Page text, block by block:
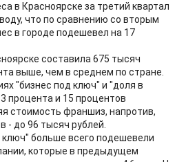
в Красноярске за третий квартал
что по сравнению со вторым
в городе подешевел на 17
составила 675 тысяч
выше, чем в среднем по стране.
"бизнес под ключ" и "доля в
процента и 15 процентов
стоимость франшиз, напротив,
- до 96 тысяч рублей.
ключ" больше всего подешевели
которые в предыдущем